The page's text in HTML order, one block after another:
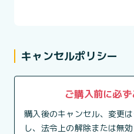
キャンセルポリシー
ご購入前に必
購入後のキャンセル、変更
し、法令上の解除または無